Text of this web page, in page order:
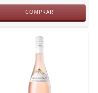
COMPRAR